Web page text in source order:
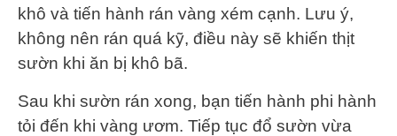
khô và tiến hành rán vàng xém cạnh. Lưu ý,
không nên rán quá kỹ, điều này sẽ khiến thịt
sườn khi ăn bị khô bã.
Sau khi sườn rán xong, bạn tiến hành phi hành
tỏi đến khi vàng ươm. Tiếp tục đổ sườn vừa